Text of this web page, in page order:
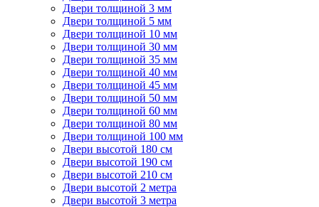
Двери толщиной 3 мм
Двери толщиной 5 мм
Двери толщиной 10 мм
Двери толщиной 30 мм
Двери толщиной 35 мм
Двери толщиной 40 мм
Двери толщиной 45 мм
Двери толщиной 50 мм
Двери толщиной 60 мм
Двери толщиной 80 мм
Двери толщиной 100 мм
Двери высотой 180 см
Двери высотой 190 см
Двери высотой 210 см
Двери высотой 2 метра
Двери высотой 3 метра